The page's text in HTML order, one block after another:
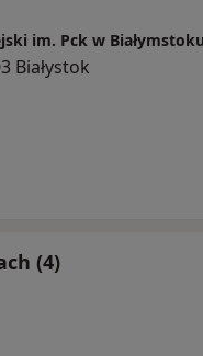
im. Pck w Białymstoku
Białystok
(4)